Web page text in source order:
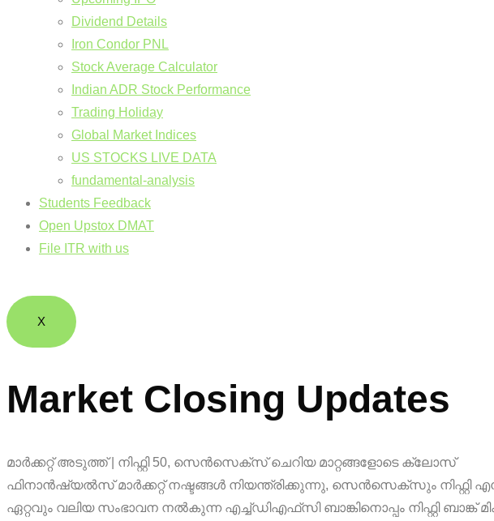
Dividend Details
Iron Condor PNL
Stock Average Calculator
Indian ADR Stock Performance
Trading Holiday
Global Market Indices
US STOCKS LIVE DATA
fundamental-analysis
Students Feedback
Open Upstox DMAT
File ITR with us
X
Market Closing Updates
മാർക്കറ്റ് അടുത്ത് | നിഫ്റ്റി 50, സെൻസെക്സ് ചെറിയ മാറ്റങ്ങളോടെ ക്ലോസ്
ഫിനാൻഷ്യൽസ് മാർക്കറ്റ് നഷ്ടങ്ങൾ നിയന്ത്രിക്കുന്നു, സെൻസെക്സും നിഫ്റ്റി
ഏറ്റവും വലിയ സംഭാവന നൽകുന്ന എച്ച്‌ഡിഎഫ്‌സി ബാങ്കിനൊപ്പം നിഫ്റ്റി ബാങ്ക്